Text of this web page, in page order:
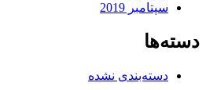
سپتامبر 2019
دسته‌ها
دسته‌بندی نشده